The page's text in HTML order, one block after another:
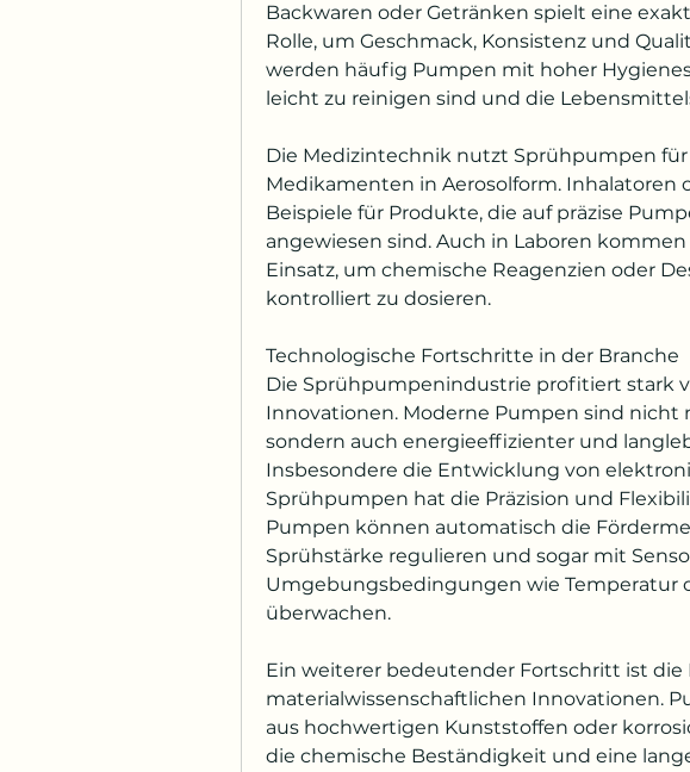
Backwaren oder Getränken spielt eine
Rolle, um Geschmack, Konsistenz und
werden häufig Pumpen mit hoher
leicht zu reinigen sind und die
Die Medizintechnik nutzt Sprühpumpen
Medikamenten in Aerosolform. Inhalatoren
Beispiele für Produkte, die auf präzise
angewiesen sind. Auch in Laboren
Einsatz, um chemische Reagenzien oder
kontrolliert zu dosieren.
Technologische Fortschritte in der Branche
Die Sprühpumpenindustrie profitiert stark
Innovationen. Moderne Pumpen sind nicht
sondern auch energieeffizienter und
Insbesondere die Entwicklung von
Sprühpumpen hat die Präzision und
Pumpen können automatisch die
Sprühstärke regulieren und sogar mit
Umgebungsbedingungen wie Temperatur
überwachen.
Ein weiterer bedeutender Fortschritt ist die
materialwissenschaftlichen Innovationen.
aus hochwertigen Kunststoffen oder
die chemische Beständigkeit und eine